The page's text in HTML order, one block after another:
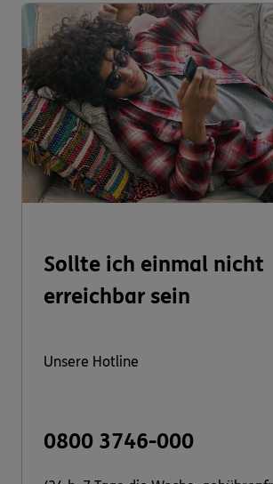
Sollte ich einmal nicht
erreichbar sein
Unsere Hotline
0800 3746-000